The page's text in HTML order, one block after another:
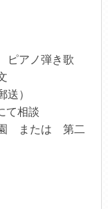
アノ弾き歌
）
て相談
園 または 第二